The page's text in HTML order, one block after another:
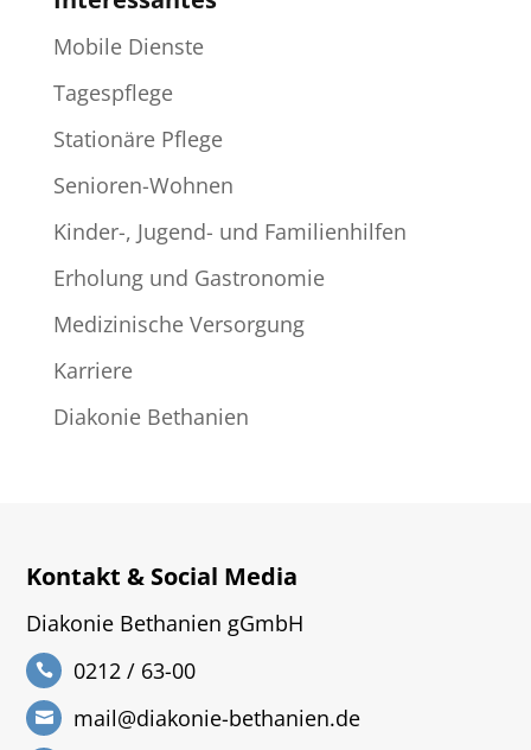
Mobile Dienste
Tagespflege
Stationäre Pflege
Senioren-Wohnen
Kinder-, Jugend- und Familienhilfen
Erholung und Gastronomie
Medizinische Versorgung
Karriere
Diakonie Bethanien
Kontakt & Social Media
Diakonie Bethanien gGmbH
0212 / 63-00
mail@diakonie-bethanien.de